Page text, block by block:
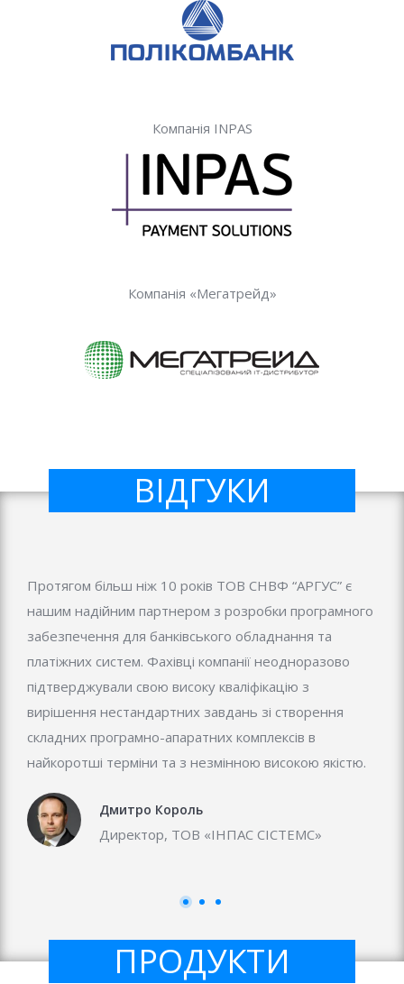
Компанія INPAS
Компанія «Мегатрейд»
ВІДГУКИ
Протягом більш ніж 10 років ТОВ СНВФ “АРГУС” є
нашим надійним партнером з розробки програмного
забезпечення для банківського обладнання та
платіжних систем. Фахівці компанії неодноразово
підтверджували свою високу кваліфікацію з
вирішення нестандартних завдань зі створення
складних програмно-апаратних комплексів в
найкоротші терміни та з незмінною високою якістю.
Дмитро Король
Директор, ТОВ «ІНПАС СІСТЕМС»
ПРОДУКТИ